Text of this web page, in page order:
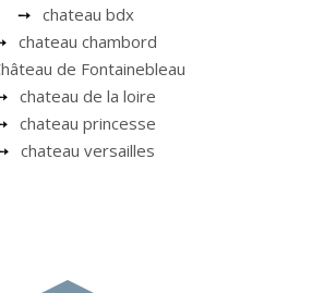
chateau bdx
chateau chambord
de Fontainebleau
chateau de la loire
chateau princesse
chateau versailles